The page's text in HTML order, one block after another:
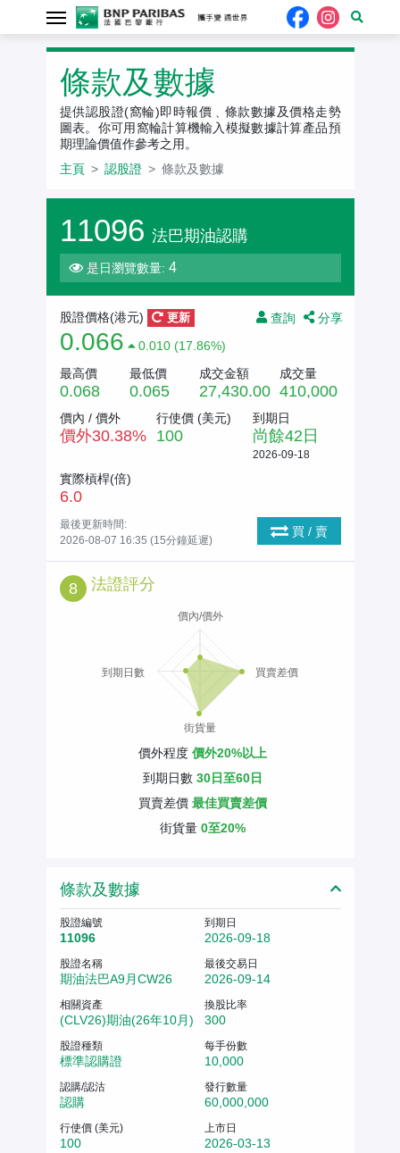
認股證
條款及數據
提供認股證(窩輪)即時報價﹑條款數據及價格走勢
圖表。你可用窩輪計算機輸入模擬數據計算產品預
期理論價值作參考之用。
主頁
認股證 條款及數據
11096 法巴期油認購
是日瀏覽數量: 4
查詢 分享
股證價格(港元) 更新
0.066
0.010 (17.86%)
最高價
0.068
最低價
0.065
成交金額
27,430.00
成交量
410,000
價內 / 價外
價外30.38%
行使價 (美元)
100
到期日
尚餘42 日
2026-09-18
實際槓桿(倍)
6.0
最後更新時間:
2026-08-07 16:35 (15分鐘延遲)
買 / 賣
8 法證評分
價內/價外
買賣差價
街貨量
到期日數
價外程度 價外20%以上
到期日數 30日至60日
買賣差價 最佳買賣差價
街貨量 0至20%
條款及數據
股證編號
11096
到期日
2026-09-18
股證名稱
期油法巴A9月CW26
最後交易日
2026-09-14
相關資產
(CLV26)期油(26年10月)
換股比率
300
股證種類
標準認購證
每手份數
10,000
認購/認沽
認購
發行數量
60,000,000
行使價 (美元)
100
上市日
2026-03-13